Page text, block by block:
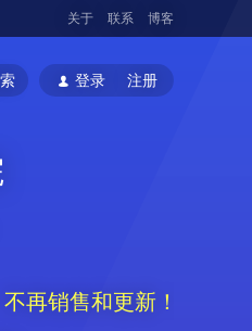
关于 联系 博客
登录 注册
再销售和更新！